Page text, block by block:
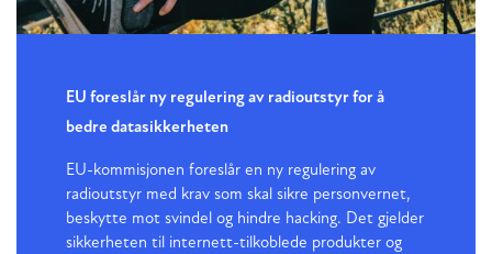
EU foreslår ny regulering av radioutstyr for å
bedre datasikkerheten
EU-kommisjonen foreslår en ny regulering av
radioutstyr med krav som skal sikre personvernet,
beskytte mot svindel og hindre hacking. Det gjelder
sikkerheten til internett-tilkoblede produkter og